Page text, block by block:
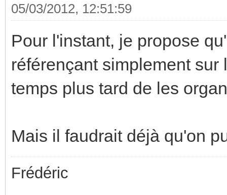
05/03/2012, 12:51:59
Pour l'instant, je propose
référençant simplement
temps plus tard de les
Mais il faudrait déjà qu'on
Frédéric